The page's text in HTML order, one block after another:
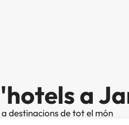
a
destinacions de tot el món